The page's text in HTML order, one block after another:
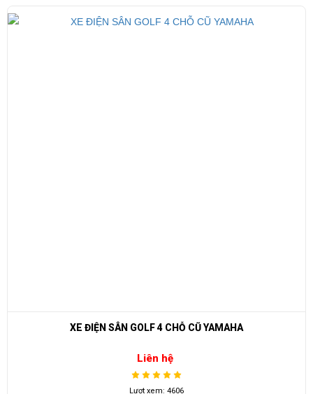
XE ĐIỆN SÂN GOLF 4 CHỖ CŨ YAMAHA
Liên hệ
Lượt xem: 4606